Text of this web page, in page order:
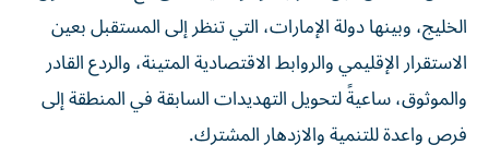
الخليج، وبينها دولة الإمارات، التي تنظر إلى المستقبل بعين
الاستقرار الإقليمي والروابط الاقتصادية المتينة، والردع القادر
والموثوق، ساعيةً لتحويل التهديدات السابقة في المنطقة إلى
فرص واعدة للتنمية والازدهار المشترك.